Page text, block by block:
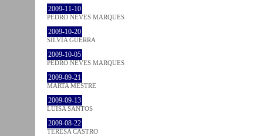
2009-11-10
PEDRO NEVES MARQUES
2009-10-20
SÍLVIA GUERRA
2009-10-05
PEDRO NEVES MARQUES
2009-09-21
MARTA MESTRE
2009-09-13
LUÍSA SANTOS
2009-08-22
TERESA CASTRO